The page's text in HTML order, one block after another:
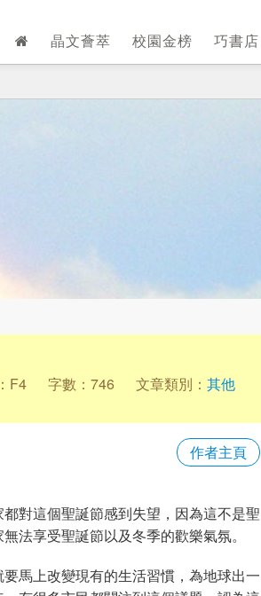
晶文薈萃 校園金榜 巧書店
F4 字數：746 文章類別： 其他
作者主頁
對這個聖誕節感到失望，因為這不是聖
法享受聖誕節以及冬季的歡樂氣氛。
馬上改變現有的生活習慣，為地球出一